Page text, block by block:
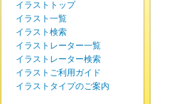
イラストトップ
イラスト一覧
イラスト検索
イラストレーター一覧
イラストレーター検索
イラストご利用ガイド
イラストタイプのご案内